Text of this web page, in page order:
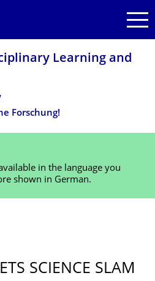
Learning and
Forschung!
in the language you
shown in German.
SCIENCE SLAM